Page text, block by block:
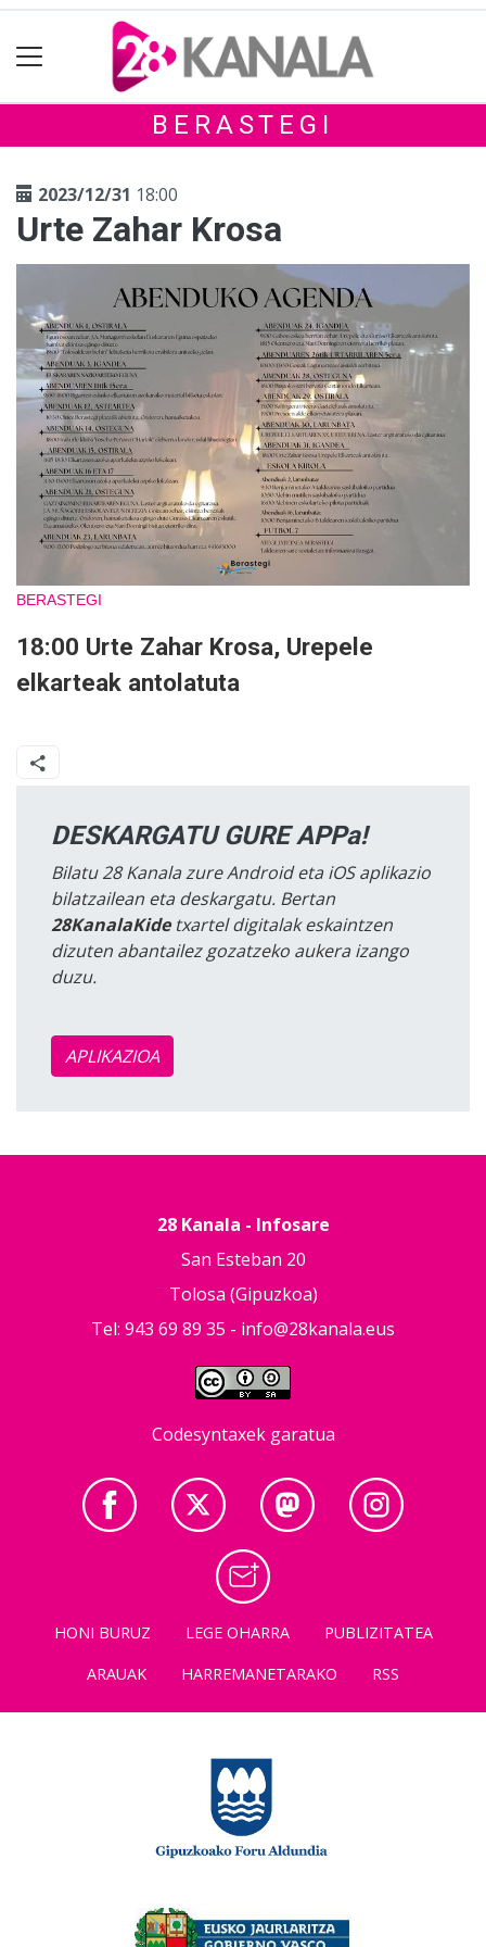
BERASTEGI
2023/12/31 18:00
Urte Zahar Krosa
BERASTEGI
18:00 Urte Zahar Krosa, Urepele
elkarteak antolatuta
DESKARGATU GURE APPa!
Bilatu 28 Kanala zure Android eta iOS aplikazio
bilatzailean eta deskargatu. Bertan
28KanalaKidetxartel digitalak eskaintzen
dizuten abantailez gozatzeko aukera izango
duzu.
APLIKAZIOA
28 Kanala - Infosare
San Esteban 20
Tolosa (Gipuzkoa)
Tel: 943 69 89 35 - info@28kanala.eus
Codesyntaxek garatua
HONI BURUZ LEGE OHARRA
PUBLIZITATEA
ARAUAK
HARREMANETARAKO RSS